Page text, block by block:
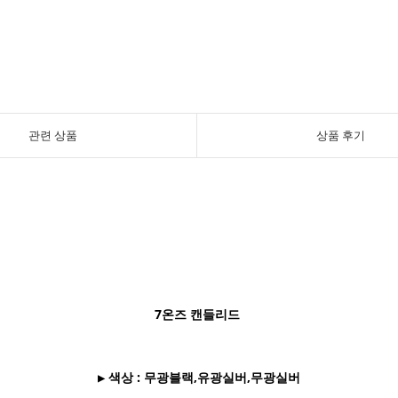
관련 상품 상품 후기
7온즈 캔들리드
▶ 색상 : 무광블랙,유광실버,무광실버